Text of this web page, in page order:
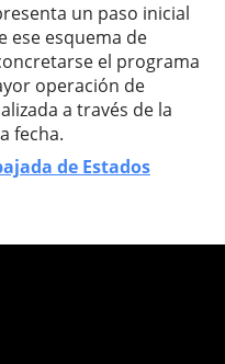
un paso inicial
ese esquema de
el programa
operación de
a través de la
fecha.
de Estados